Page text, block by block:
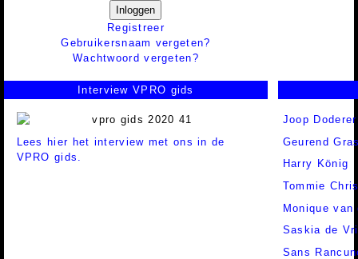
Inloggen
Registreer
Gebruikersnaam vergeten?
Wachtwoord vergeten?
Interview VPRO gids
Lees hier het interview met ons in de
VPRO gids.
Joop Doderer
Geurend
Harry König
Tommie
Monique van
Saskia de
Sans